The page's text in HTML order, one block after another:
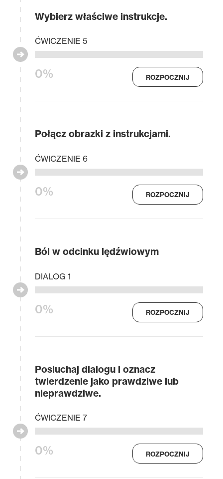
Wybierz właściwe instrukcje.
0%
ĆWICZENIE 5
ROZPOCZNIJ
Połącz obrazki z instrukcjami.
0%
ĆWICZENIE 6
ROZPOCZNIJ
Ból w odcinku lędźwiowym
0%
DIALOG 1
ROZPOCZNIJ
Posluchaj dialogu i oznacz
twierdzenie jako prawdziwe lub
nieprawdziwe.
0%
ĆWICZENIE 7
ROZPOCZNIJ